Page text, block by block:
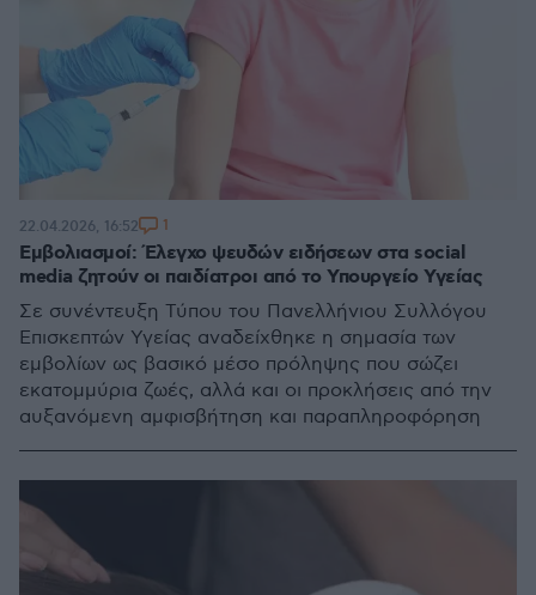
Εμβολιασμοί: Έλεγχο ψευδών ειδήσεων στα social
media ζητούν οι παιδίατροι από το Υπουργείο Υγείας
Σε συνέντευξη Τύπου του Πανελλήνιου Συλλόγου
Επισκεπτών Υγείας αναδείχθηκε η σημασία των
εμβολίων ως βασικό μέσο πρόληψης που σώζει
εκατομμύρια ζωές, αλλά και οι προκλήσεις από την
αυξανόμενη αμφισβήτηση και παραπληροφόρηση
22.04.2026, 16:52 1